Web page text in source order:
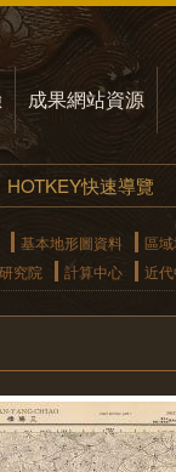
成果網站資源
HOTKEY快速導覽
基本地形圖資料
區
究院 計算中心 近